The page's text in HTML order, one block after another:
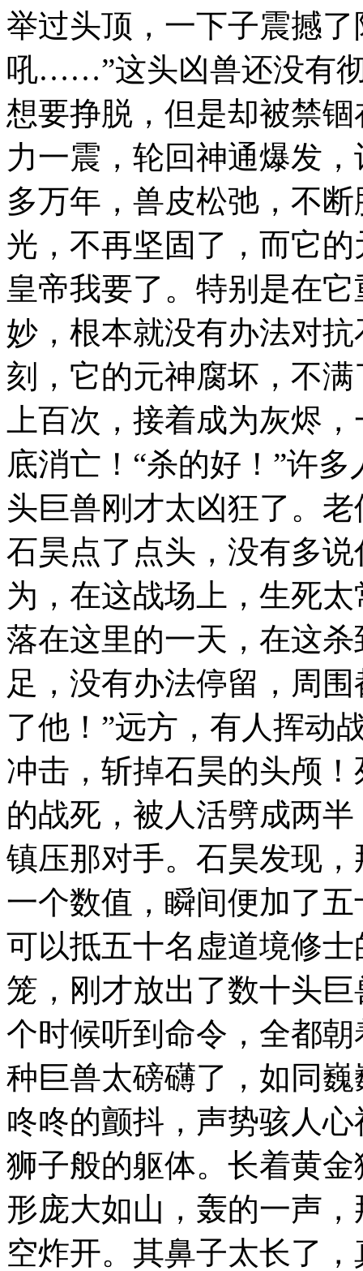
举过头顶，一下子震撼
吼……”这头凶兽还没有
想要挣脱，但是却被禁
力一震，轮回神通爆发
多万年，兽皮松弛，不
光，不再坚固了，而它
皇帝我要了。特别是在
妙，根本就没有办法对
刻，它的元神腐坏，不
上百次，接着成为灰烬
底消亡！“杀的好！”许
头巨兽刚才太凶狂了。
石昊点了点头，没有多
为，在这战场上，生死
落在这里的一天，在这
足，没有办法停留，周
了他！”远方，有人挥动
冲击，斩掉石昊的头颅
的战死，被人活劈成两
镇压那对手。石昊发现
一个数值，瞬间便加了
可以抵五十名虚道境修
笼，刚才放出了数十头
个时候听到命令，全都
种巨兽太磅礴了，如同
咚咚的颤抖，声势骇人
狮子般的躯体。长着黄
形庞大如山，轰的一声
空炸开。其鼻子太长了